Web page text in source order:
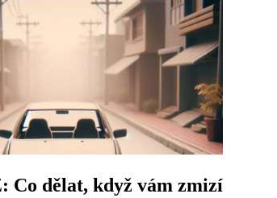
Co dělat, když vám zmizí